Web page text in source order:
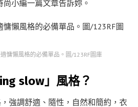
小編一篇文章告訴妳。
慵懶風格的必備單品。圖/123RF圖庫
slow」風格？
，強調舒適、隨性，自然和簡約，衣